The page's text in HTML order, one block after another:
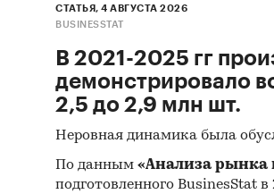
СТАТЬЯ, 4 АВГУСТА 2026
BUSINESSTAT
В 2021-2025 гг
демонстрировало
2,5 до 2,9 млн шт.
Неровная динамика была
По данным «Анализа рынка
подготовленного BusinesStat в